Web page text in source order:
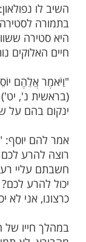
מכאן שיכור
בבית המרזח
אתה כנראה
מספר כבשו
ישבו יחד
בכה